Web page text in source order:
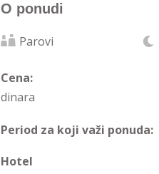
O ponudi
Parovi
Cena:
dinara
Period za koji važi ponuda:
Hotel